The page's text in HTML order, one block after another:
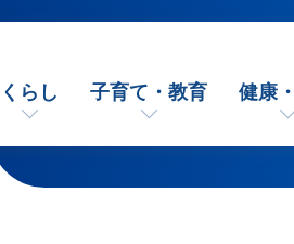
くらし 子育て・教育 健康